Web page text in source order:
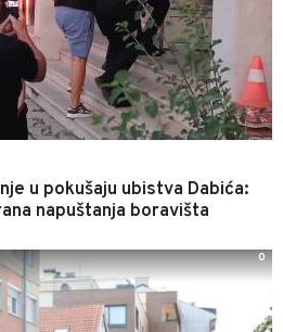
u pokušaju ubistva Dabića:
napuštanja boravišta
0